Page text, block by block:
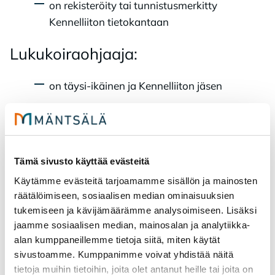
Tämä sivusto käyttää evästeitä
Käytämme evästeitä tarjoamamme sisällön ja mainosten
räätälöimiseen, sosiaalisen median ominaisuuksien
tukemiseen ja kävijämäärämme analysoimiseen. Lisäksi
jaamme sosiaalisen median, mainosalan ja analytiikka-
alan kumppaneillemme tietoja siitä, miten käytät
sivustoamme. Kumppanimme voivat yhdistää näitä
tietoja muihin tietoihin, joita olet antanut heille tai joita on
on rekisteröity tai tunnistusmerkitty
Kennelliiton tietokantaan
Lu­ku­koi­raoh­jaa­ja:
on täysi-ikäinen ja Kennelliiton jäsen
suorittaa lukukoirakurssin
toimii vapaaehtoisena sovittujen
periaatteiden mukaisesti
Lu­ku­koi­rat Mänt­sä­län kou­
luis­sa:
Mäntsälän kouluissa kiertävät